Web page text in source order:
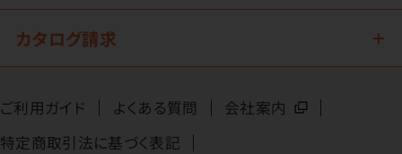
カタログ請求
ご利用ガイド よくある質問
会社案内
特定商取引法に基づく表記